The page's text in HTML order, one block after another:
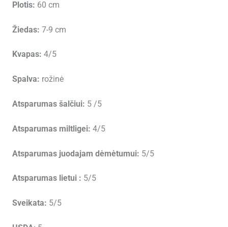
Plotis: 60 cm
Žiedas: 7-9 cm
Kvapas: 4/5
Spalva: rožinė
Atsparumas šalčiui: 5 /5
Atsparumas miltligei: 4/5
Atsparumas juodajam dėmėtumui: 5/5
Atsparumas lietui : 5/5
Sveikata: 5/5